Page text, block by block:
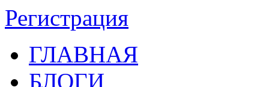
Регистрация
ГЛАВНАЯ
БЛОГИ